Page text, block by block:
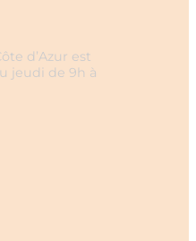
d’Azur est
jeudi de 9h à